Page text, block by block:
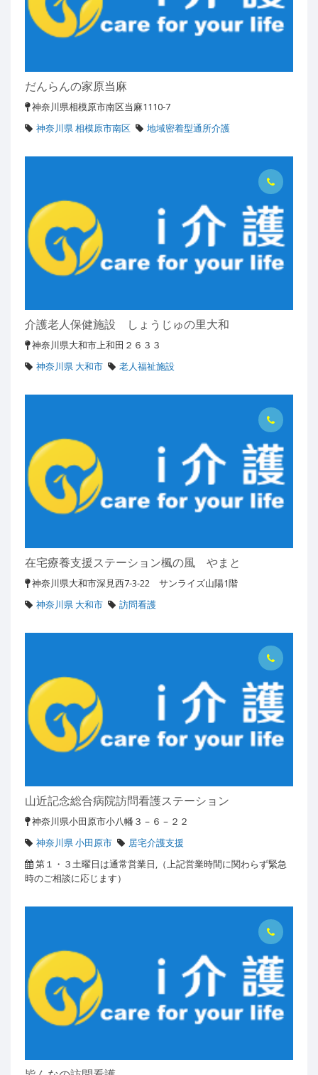
だんらんの家原当麻
神奈川県相模原市南区当麻1110-7
神奈川県 相模原市南区
地域密着型通所介護
介護老人保健施設 しょうじゅの里大和
神奈川県大和市上和田２６３３
神奈川県 大和市
老人福祉施設
在宅療養支援ステーション楓の風 やまと
神奈川県大和市深見西7-3-22 サンライズ山陽1階
神奈川県 大和市
訪問看護
山近記念総合病院訪問看護ステーション
神奈川県小田原市小八幡３－６－２２
神奈川県 小田原市
居宅介護支援
第１・３土曜日は通常営業日,（上記営業時間に関わらず緊急
時のご相談に応じます）